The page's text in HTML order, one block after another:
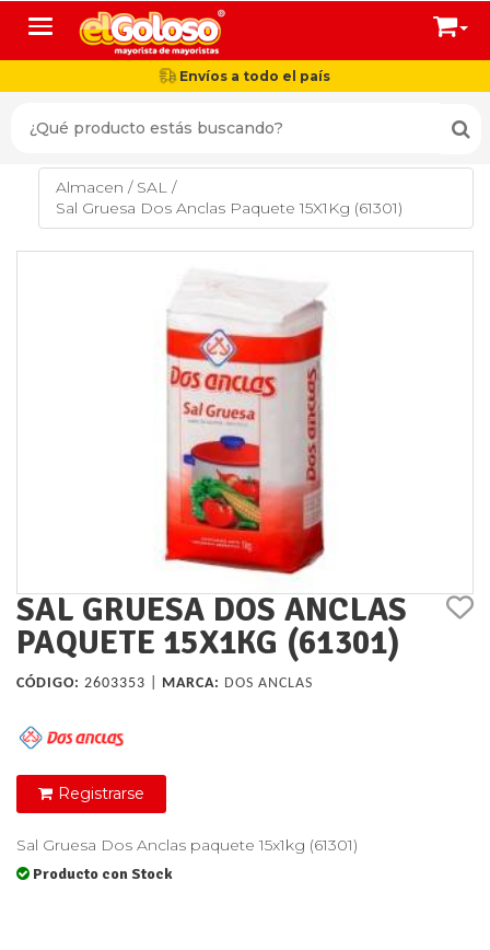
Toggle navigation
Envíos a todo el país
Almacen / SAL /
Sal Gruesa Dos Anclas Paquete 15X1Kg (61301)
SAL GRUESA DOS ANCLAS
PAQUETE 15X1KG (61301)
CÓDIGO: 2603353 | MARCA: DOS ANCLAS
Registrarse
Sal Gruesa Dos Anclas paquete 15x1kg (61301)
Producto con Stock